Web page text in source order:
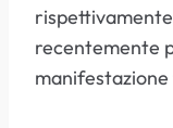
recentemente